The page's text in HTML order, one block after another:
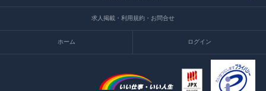
求人掲載・利用規約・お問合せ
ホーム ログイン